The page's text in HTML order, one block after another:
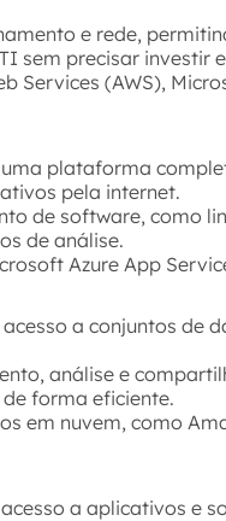
e rede,
sem precisar investir
Services (AWS),
uma plataforma
pela internet.
de software, como
de análise.
Azure App
a conjuntos de
análise e
forma eficiente.
em nuvem, como
a aplicativos e